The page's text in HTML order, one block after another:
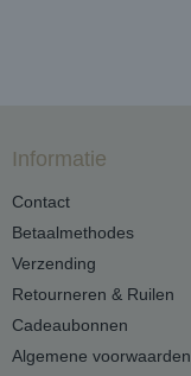
Informatie
Contact
Betaalmethodes
Verzending
Retourneren & Ruilen
Cadeaubonnen
Algemene voorwaarden